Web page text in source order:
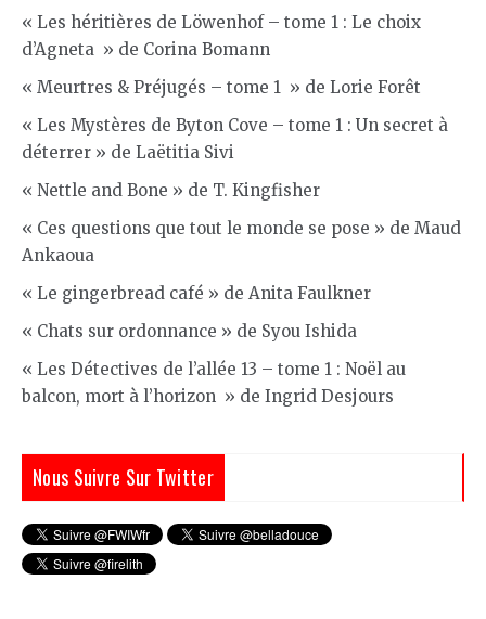
« Les héritières de Löwenhof – tome 1 : Le choix
d’Agneta » de Corina Bomann
« Meurtres & Préjugés – tome 1 » de Lorie Forêt
« Les Mystères de Byton Cove – tome 1 : Un secret à
déterrer » de Laëtitia Sivi
« Nettle and Bone » de T. Kingfisher
« Ces questions que tout le monde se pose » de Maud
Ankaoua
« Le gingerbread café » de Anita Faulkner
« Chats sur ordonnance » de Syou Ishida
« Les Détectives de l’allée 13 – tome 1 : Noël au
balcon, mort à l’horizon » de Ingrid Desjours
Nous Suivre Sur Twitter